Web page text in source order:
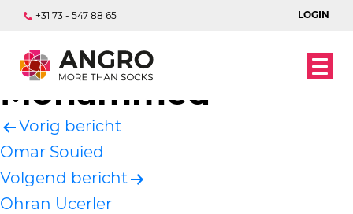
+31 73 - 547 88 65 LOGIN
Aminu Sado
Mohammed
Bericht
navigatie
Vorig bericht
Omar Souied
Volgend bericht
Ohran Ucerler